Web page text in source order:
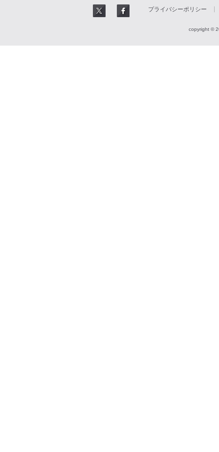
プライバシーポリシー
copyright ©